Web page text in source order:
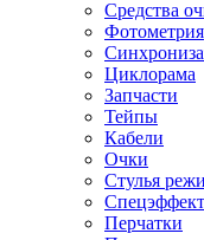
Средства
Фотометрия
Циклорама
Запчасти
Тейпы
Кабели
Очки
Стулья
Перчатки